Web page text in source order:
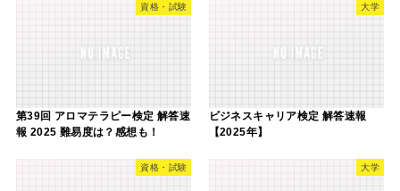
資格・試験
第39回 アロマテラピー検定 解答速
報 2025 難易度は？感想も！
大学
ビジネスキャリア検定 解答速報
【2025年】
資格・試験 大学